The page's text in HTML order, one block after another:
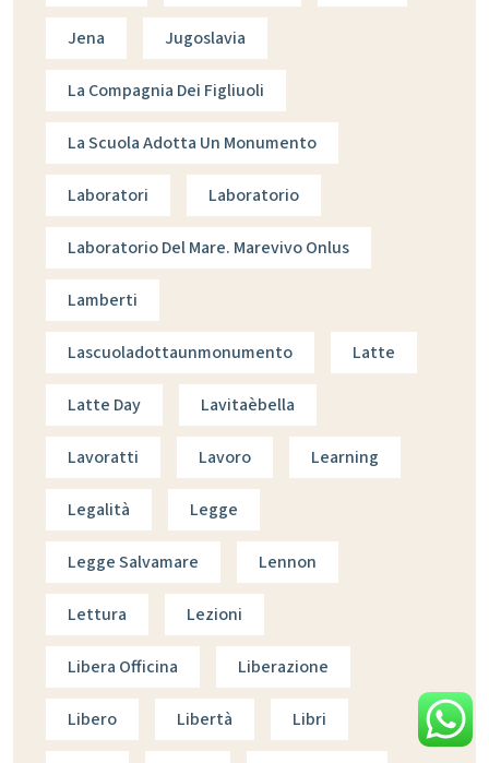
Jena Jugoslavia
La Compagnia Dei Figliuoli
La Scuola Adotta Un Monumento
Laboratori Laboratorio
Laboratorio Del Mare. Marevivo Onlus
Lamberti
Lascuoladottaunmonumento Latte
Latte Day Lavitaèbella
Lavoratti Lavoro Learning
Legalità Legge
Legge Salvamare Lennon
Lettura Lezioni
Libera Officina Liberazione
Libero Libertà Libri